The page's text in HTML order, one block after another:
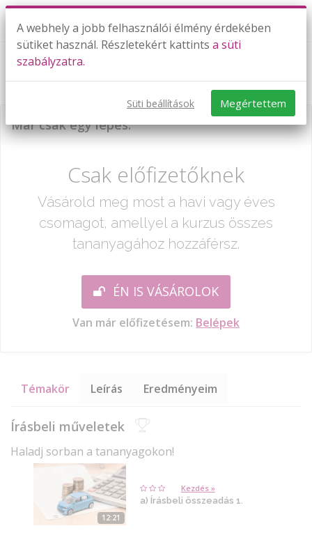
Írásbeli összeadás tízesátlépéssel
Már csak egy lépés:
Csak előfizetőknek
Vásárold meg most a havi vagy éves
csomagot, amellyel a kurzus összes
tananyagához hozzáférsz.
ÉN IS VÁSÁROLOK
Van már előfizetésem: Belépek
Témakör Leírás Eredményeim
Írásbeli műveletek
Haladj sorban a tananyagokon!
12:21
Kezdés »
a) Írásbeli összeadás 1.
A webhely a jobb felhasználói élmény érdekében
sütiket használ. Részletekért kattints a süti
szabályzatra.
Süti beállítások Megértettem